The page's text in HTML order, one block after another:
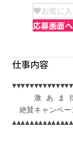
お気に
応募画面へ
仕事内容
激 あ ま
絶賛キャンペー